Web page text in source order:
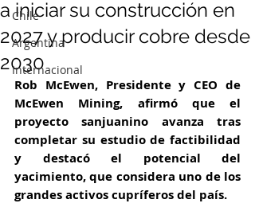
Chile
Argentina
Internacional
a iniciar su construcción en
2027 y producir cobre desde
2030
Rob McEwen, Presidente y CEO de
McEwen Mining, afirmó que el
proyecto sanjuanino avanza tras
completar su estudio de factibilidad
y destacó el potencial del
yacimiento, que considera uno de los
grandes activos cupríferos del país.